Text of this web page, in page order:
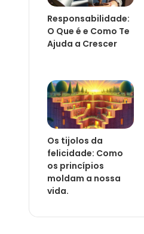
Responsabilidade:
O Que é e Como Te
Ajuda a Crescer
Os tijolos da
felicidade: Como
os princípios
moldam a nossa
vida.